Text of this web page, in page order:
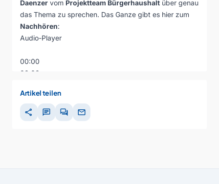
Daenzer vom Projektteam Bürgerhaushalt über genau
das Thema zu sprechen. Das Ganze gibt es hier zum
Nachhören:
Audio-Player
00:00
00:00
Artikel teilen
share chat forum mail